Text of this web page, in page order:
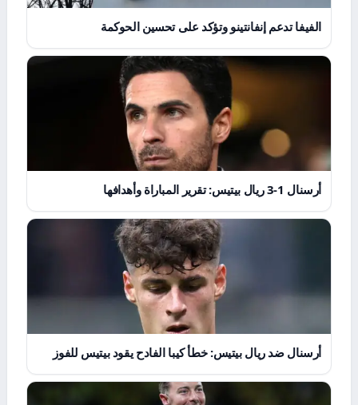
الفيفا تدعم إنفانتينو وتؤكد على تحسين الحوكمة
أرسنال 1-3 ريال بيتيس: تقرير المباراة وأهدافها
أرسنال ضد ريال بيتيس: خطأ كيبا الفادح يقود بيتيس للفوز